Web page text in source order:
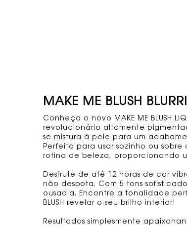
MAKE ME BLUSH
Conheça o novo MAKE ME BLUSH
revolucionário altamente
se mistura à pele para um
Perfeito para usar sozinho ou sobre
rotina de beleza, proporcionando
Desfrute de até 12 horas de cor
não desbota. Com 5 tons
ousadia. Encontre a tonalidade
BLUSH revelar o seu brilho interior!
Resultados simplesmente